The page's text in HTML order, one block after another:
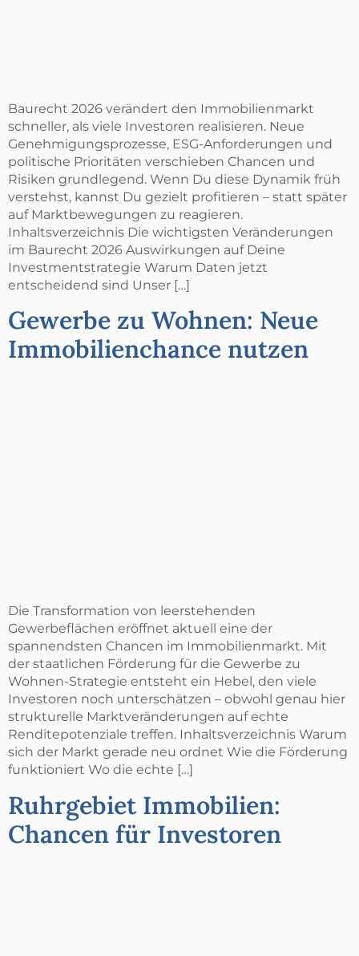
Baurecht 2026 verändert den Immobilienmarkt
schneller, als viele Investoren realisieren. Neue
Genehmigungsprozesse, ESG-Anforderungen und
politische Prioritäten verschieben Chancen und
Risiken grundlegend. Wenn Du diese Dynamik früh
verstehst, kannst Du gezielt profitieren – statt später
auf Marktbewegungen zu reagieren.
Inhaltsverzeichnis Die wichtigsten Veränderungen
im Baurecht 2026 Auswirkungen auf Deine
Investmentstrategie Warum Daten jetzt
entscheidend sind Unser […]
Gewerbe zu Wohnen: Neue
Immobilienchance nutzen
Die Transformation von leerstehenden
Gewerbeflächen eröffnet aktuell eine der
spannendsten Chancen im Immobilienmarkt. Mit
der staatlichen Förderung für die Gewerbe zu
Wohnen-Strategie entsteht ein Hebel, den viele
Investoren noch unterschätzen – obwohl genau hier
strukturelle Marktveränderungen auf echte
Renditepotenziale treffen. Inhaltsverzeichnis Warum
sich der Markt gerade neu ordnet Wie die Förderung
funktioniert Wo die echte […]
Ruhrgebiet Immobilien:
Chancen für Investoren